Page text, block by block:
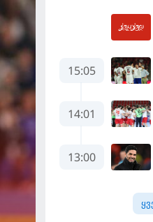
15:05
14:01
13:00